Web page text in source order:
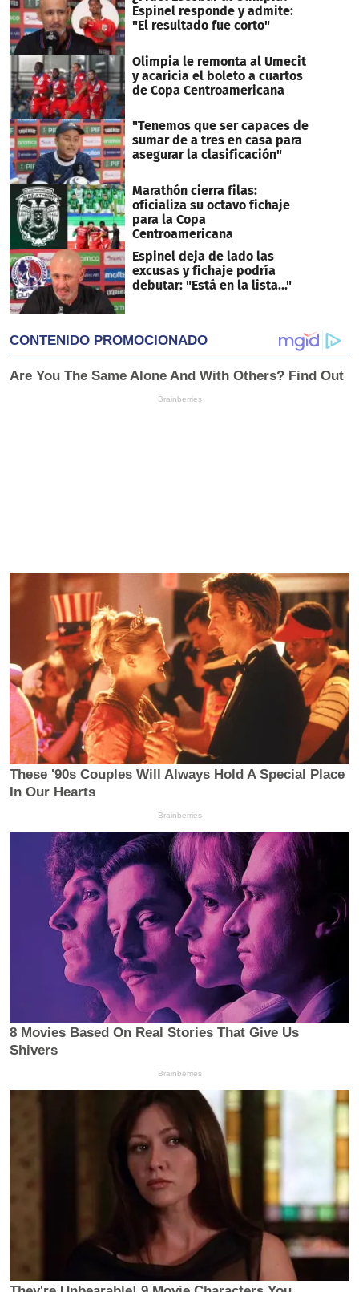
Espinel responde y admite:
"El resultado fue corto"
Olimpia le remonta al Umecit
y acaricia el boleto a cuartos
de Copa Centroamericana
"Tenemos que ser capaces de
sumar de a tres en casa para
asegurar la clasificación"
Marathón cierra filas:
oficializa su octavo fichaje
para la Copa
Centroamericana
Espinel deja de lado las
excusas y fichaje podría
debutar: "Está en la lista..."